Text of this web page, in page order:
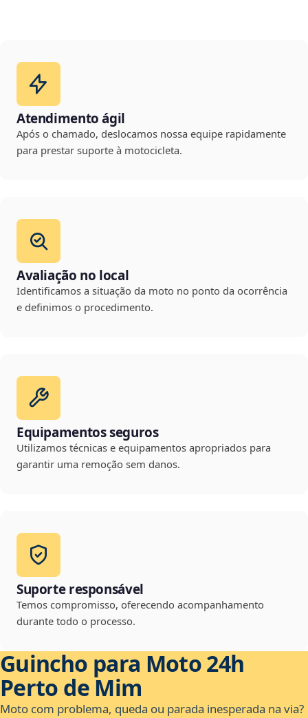
Atendimento ágil
Após o chamado, deslocamos nossa equipe rapidamente
para prestar suporte à motocicleta.
Avaliação no local
Identificamos a situação da moto no ponto da ocorrência
e definimos o procedimento.
Equipamentos seguros
Utilizamos técnicas e equipamentos apropriados para
garantir uma remoção sem danos.
Suporte responsável
Temos compromisso, oferecendo acompanhamento
durante todo o processo.
Guincho para Moto 24h
Perto de Mim
Moto com problema, queda ou parada inesperada na via?